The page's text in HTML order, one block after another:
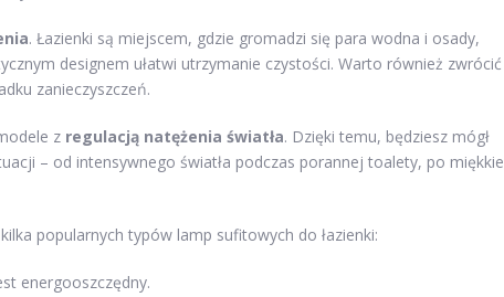
. Łazienki są miejscem, gdzie gromadzi się para wodna i osady,
designem ułatwi utrzymanie czystości. Warto również zwrócić
zanieczyszczeń.
z regulacją natężenia światła. Dzięki temu, będziesz mógł
– od intensywnego światła podczas porannej toalety, po miękkie
popularnych typów lamp sufitowych do łazienki:
energooszczędny.